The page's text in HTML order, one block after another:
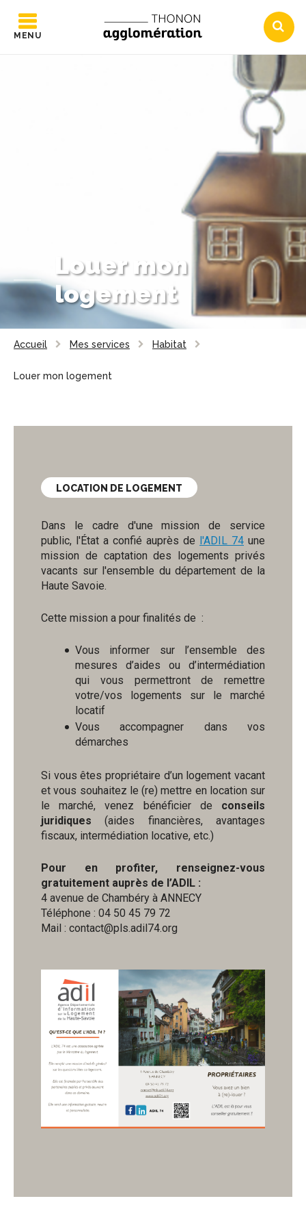
MENU
Louer mon
logement
Accueil Mes services Habitat
Louer mon logement
LOCATION DE LOGEMENT
Dans le cadre d'une mission de service
public, l'État a confié auprès de l'ADIL 74 une
mission de captation des logements privés
vacants sur l'ensemble du département de la
Haute Savoie.
Cette mission a pour finalités de :
Vous informer sur l’ensemble des
mesures d’aides ou d’intermédiation
qui vous permettront de remettre
votre/vos logements sur le marché
locatif
Vous accompagner dans vos
démarches
Si vous êtes propriétaire d’un logement vacant
et vous souhaitez le (re) mettre en location sur
le marché, venez bénéficier de conseils
juridiques (aides financières, avantages
fiscaux, intermédiation locative, etc.)
Pour en profiter, renseignez-vous
gratuitement auprès de l’ADIL :
4 avenue de Chambéry à ANNECY
Téléphone : 04 50 45 79 72
Mail : contact@pls.adil74.org